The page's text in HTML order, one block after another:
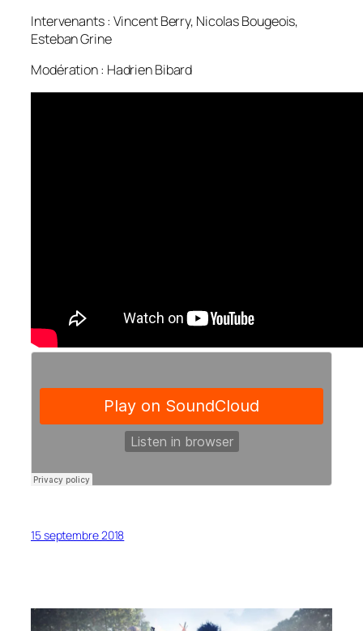
Intervenants : Vincent Berry, Nicolas Bougeois,
Esteban Grine
Modération : Hadrien Bibard
15 septembre 2018